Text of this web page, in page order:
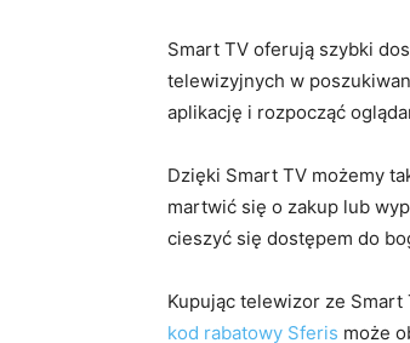
Smart TV oferują szybki
telewizyjnych w
aplikację i rozpocząć
Dzięki Smart TV możemy
martwić się o zakup lub
cieszyć się dostępem do
Kupując telewizor ze Smart
kod rabatowy Sferis może